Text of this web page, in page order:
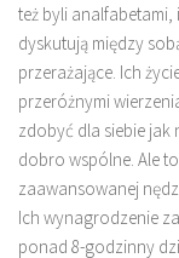
też byli analfabetami,
dyskutują między
przerażające. Ich
przeróżnymi
zdobyć dla siebie jak
dobro wspólne. Ale
zaawansowanej
Ich wynagrodzenie
ponad 8-godzinny